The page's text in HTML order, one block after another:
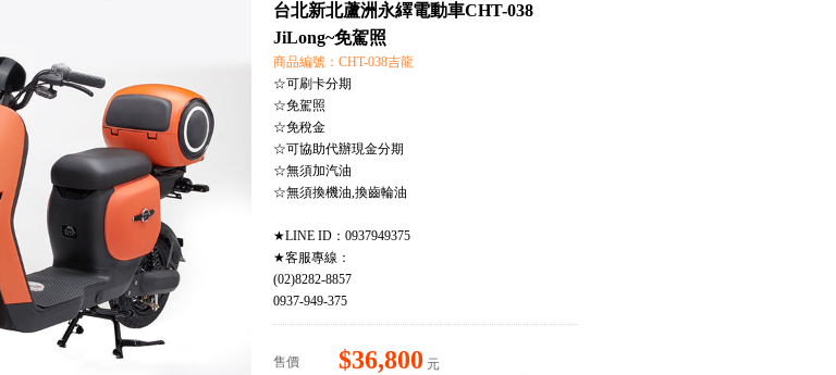
台北新北蘆洲永繹電動車CHT-038
JiLong~免駕照
商品編號：CHT-038吉龍
☆可刷卡分期
☆免駕照
☆免稅金
☆可協助代辦現金分期
☆無須加汽油
☆無須換機油,換齒輪油
★LINE ID：0937949375
★客服專線：
(02)8282-8857
0937-949-375
售價 $36,800 元